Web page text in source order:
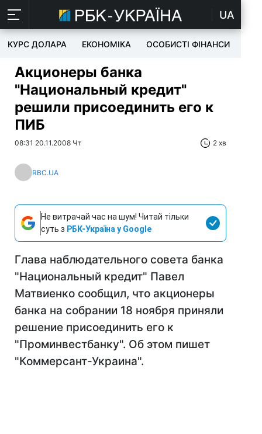
UA
КУРС ДОЛАРА ЕКОНОМІКА ОСОБИСТІ ФІНАНСИ
Акционеры банка
"Национальный кредит"
решили присоединить его к
ПИБ
08:31 20.11.2008 Чт 2 хв
RBC.UA
Не витрачай час на шум! Читай тільки
суть з РБК-Україна у Google
Глава наблюдательного совета банка
"Национальный кредит" Павел
Матвиенко сообщил, что акционеры
банка на собрании 18 ноября приняли
решение присоединить его к
"Проминвестбанку". Об этом пишет
"Коммерсант-Украина".